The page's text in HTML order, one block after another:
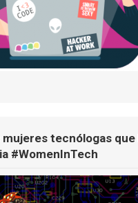
tecnólogas que
#WomenInTech